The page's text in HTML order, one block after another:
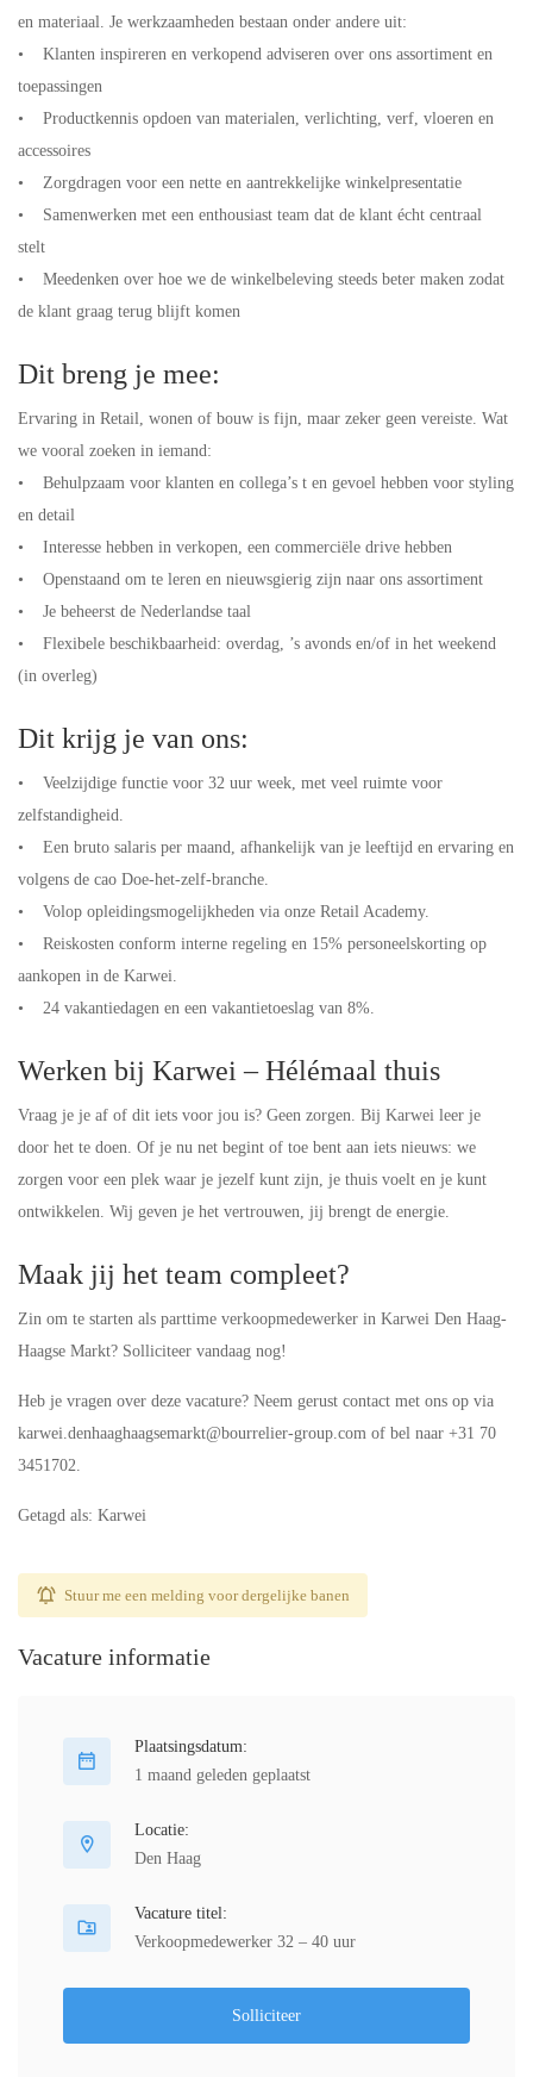
en materiaal. Je werkzaamheden bestaan onder andere uit:
• Klanten inspireren en verkopend adviseren over ons assortiment en
toepassingen
• Productkennis opdoen van materialen, verlichting, verf, vloeren en
accessoires
• Zorgdragen voor een nette en aantrekkelijke winkelpresentatie
• Samenwerken met een enthousiast team dat de klant écht centraal
stelt
• Meedenken over hoe we de winkelbeleving steeds beter maken zodat
de klant graag terug blijft komen
Dit breng je mee:
Ervaring in Retail, wonen of bouw is fijn, maar zeker geen vereiste. Wat
we vooral zoeken in iemand:
• Behulpzaam voor klanten en collega’s t en gevoel hebben voor styling
en detail
• Interesse hebben in verkopen, een commerciële drive hebben
• Openstaand om te leren en nieuwsgierig zijn naar ons assortiment
• Je beheerst de Nederlandse taal
• Flexibele beschikbaarheid: overdag, ’s avonds en/of in het weekend
(in overleg)
Dit krijg je van ons:
• Veelzijdige functie voor 32 uur week, met veel ruimte voor
zelfstandigheid.
• Een bruto salaris per maand, afhankelijk van je leeftijd en ervaring en
volgens de cao Doe-het-zelf-branche.
• Volop opleidingsmogelijkheden via onze Retail Academy.
• Reiskosten conform interne regeling en 15% personeelskorting op
aankopen in de Karwei.
• 24 vakantiedagen en een vakantietoeslag van 8%.
Werken bij Karwei – Hélémaal thuis
Vraag je je af of dit iets voor jou is? Geen zorgen. Bij Karwei leer je
door het te doen. Of je nu net begint of toe bent aan iets nieuws: we
zorgen voor een plek waar je jezelf kunt zijn, je thuis voelt en je kunt
ontwikkelen. Wij geven je het vertrouwen, jij brengt de energie.
Maak jij het team compleet?
Zin om te starten als parttime verkoopmedewerker in Karwei Den Haag-
Haagse Markt? Solliciteer vandaag nog!
Heb je vragen over deze vacature? Neem gerust contact met ons op via
karwei.denhaaghaagsemarkt@bourrelier-group.com of bel naar +31 70
3451702.
Getagd als: Karwei
Stuur me een melding voor dergelijke banen
Vacature informatie
Plaatsingsdatum:
1 maand geleden geplaatst
Locatie:
Den Haag
Vacature titel:
Verkoopmedewerker 32 – 40 uur
Solliciteer